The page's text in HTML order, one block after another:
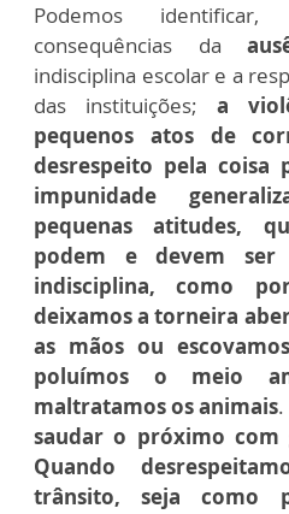
Podemos
consequências da
indisciplina escolar e a
das instituições; a
pequenos atos de
desrespeito pela
impunidade
pequenas atitudes,
podem e devem ser
indisciplina, como
deixamos a torneira
as mãos ou
poluímos o meio
maltratamos os animais.
saudar o próximo com
Quando
trânsito, seja como